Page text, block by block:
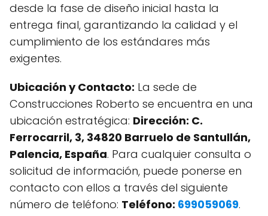
desde la fase de diseño inicial hasta la
entrega final, garantizando la calidad y el
cumplimiento de los estándares más
exigentes.
Ubicación y Contacto: La sede de
Construcciones Roberto se encuentra en una
ubicación estratégica: Dirección: C.
Ferrocarril, 3, 34820 Barruelo de Santullán,
Palencia, España. Para cualquier consulta o
solicitud de información, puede ponerse en
contacto con ellos a través del siguiente
número de teléfono: Teléfono: 699059069.